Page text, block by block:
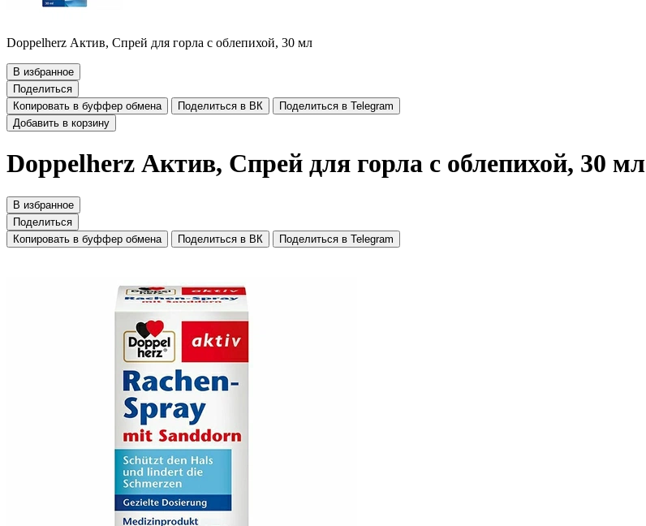
Doppelherz Актив, Спрей для горла с облепихой, 30 мл
В избранное
Поделиться
Копировать в буффер обмена
Поделиться в ВК
Поделиться в Telegram
Добавить в корзину
Doppelherz Актив, Спрей для горла с облепихой, 30 мл
В избранное
Поделиться
Копировать в буффер обмена
Поделиться в ВК Поделиться в Telegram